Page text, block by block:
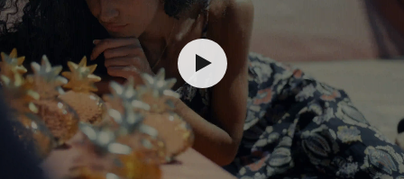
ELEGIDO MEJOR SITIO DE COMERCIO
en Línea 2025 por la revista Capital